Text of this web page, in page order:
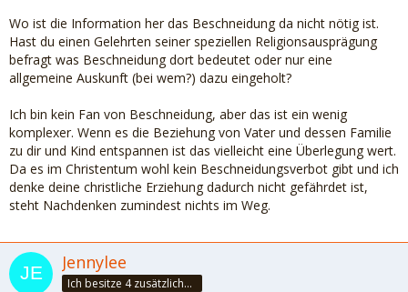
Wo ist die Information her das Beschneidung da nicht nötig ist.
Hast du einen Gelehrten seiner speziellen Religionsausprägung
befragt was Beschneidung dort bedeutet oder nur eine
allgemeine Auskunft (bei wem?) dazu eingeholt?
Ich bin kein Fan von Beschneidung, aber das ist ein wenig
komplexer. Wenn es die Beziehung von Vater und dessen Familie
zu dir und Kind entspannen ist das vielleicht eine Überlegung wert.
Da es im Christentum wohl kein Beschneidungsverbot gibt und ich
denke deine christliche Erziehung dadurch nicht gefährdet ist,
steht Nachdenken zumindest nichts im Weg.
Jennylee
Ich besitze 4 zusätzliche Sinne: Unsinn, Blödsinn, Schwachsinn & Wahnsinn